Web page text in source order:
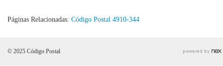
Páginas Relacionadas: Código Postal 4910-344
© 2025 Código Postal